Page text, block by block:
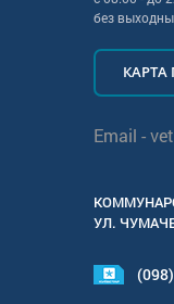
без
КАРТА
Email -
УЛ.